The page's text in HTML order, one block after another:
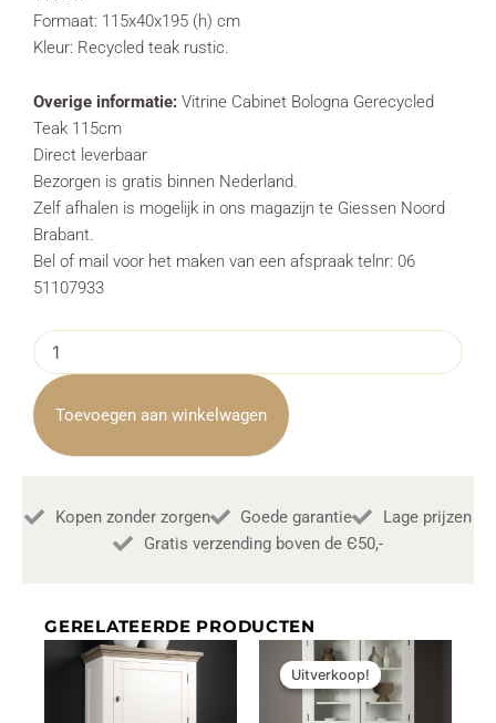
Formaat: 115x40x195 (h) cm
Kleur: Recycled teak rustic.
Overige informatie: Vitrine Cabinet Bologna Gerecycled
Teak 115cm
Direct leverbaar
Bezorgen is gratis binnen Nederland.
Zelf afhalen is mogelijk in ons magazijn te Giessen Noord
Brabant.
Bel of mail voor het maken van een afspraak telnr: 06
51107933
Vitrine
Cabinet
Bologna
Gerecycled
Teak
115cm
Toevoegen aan winkelwagen
Kopen zonder zorgen Goede garantie
Lage prijzen
Gratis verzending boven de Є50,-
GERELATEERDE PRODUCTEN
Uitverkoop!
Uitverkoop!
Oorspronkelijke
prijs
was:
€1.589,00.
Huidige
prijs
is:
€1.354,00.